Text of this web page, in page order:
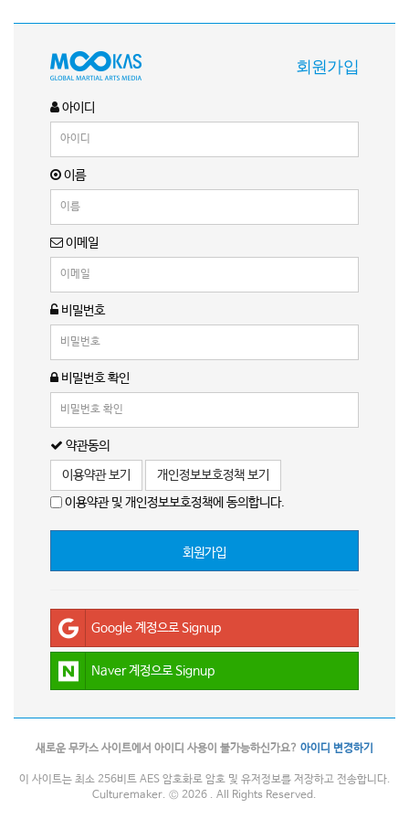
회원가입
아이디
이름
이메일
비밀번호
비밀번호 확인
약관동의
이용약관 보기
개인정보보호정책 보기
이용약관 및 개인정보보호정책에 동의합니다.
회원가입
Google 계정으로 Signup
Naver 계정으로 Signup
새로운 무카스 사이트에서 아이디 사용이 불가능하신가요? 아이디 변경하기
이 사이트는 최소 256비트 AES 암호화로 암호 및 유저정보를 저장하고 전송합니다.
Culturemaker. © 2026 . All Rights Reserved.